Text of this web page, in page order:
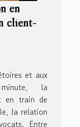
en
client-
et aux
la
en train de
la relation
Entre